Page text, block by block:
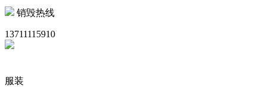
销毁热线
13711115910
服装